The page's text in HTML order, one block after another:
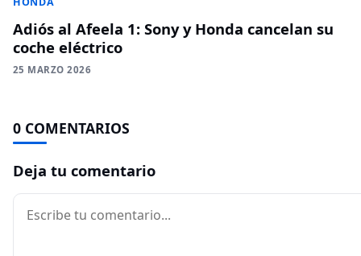
Adiós al Afeela 1: Sony y Honda cancelan su
coche eléctrico
25 MARZO 2026
0 COMENTARIOS
Deja tu comentario
Comentario